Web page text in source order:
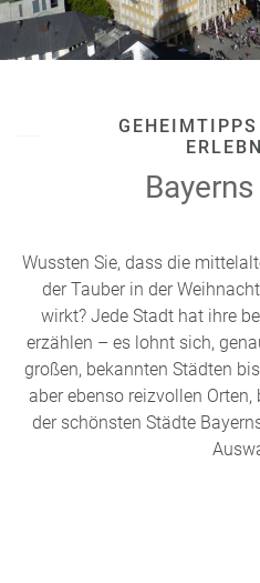
Wussten Sie, dass die
der Tauber in der
wirkt? Jede Stadt hat ihre
erzählen – es lohnt sich,
großen, bekannten Städten
aber ebenso reizvollen
der schönsten Städte